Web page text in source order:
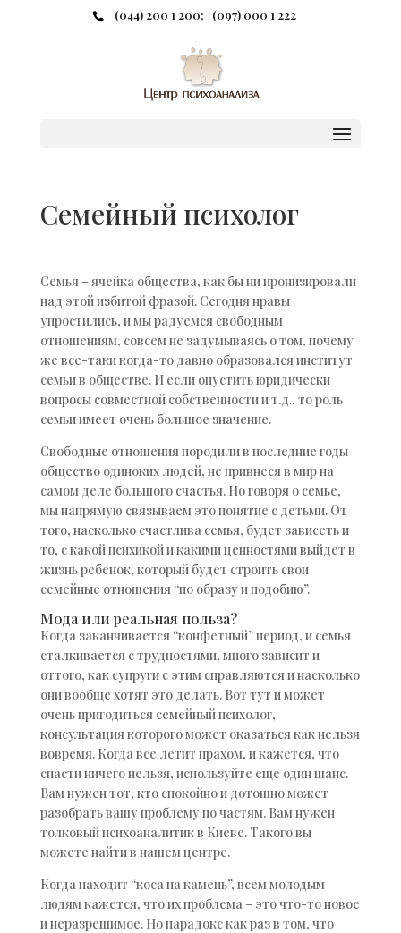
(044) 200 1 200; (097) 000 1 222
Семейный психолог
Семья – ячейка общества, как бы ни иронизировали
над этой избитой фразой. Сегодня нравы
упростились, и мы радуемся свободным
отношениям, совсем не задумываясь о том, почему
же все-таки когда-то давно образовался институт
семьи в обществе. И если опустить юридически
вопросы совместной собственности и т.д., то роль
семьи имеет очень большое значение.
Свободные отношения породили в последние годы
общество одиноких людей, не привнеся в мир на
самом деле большого счастья. Но говоря о семье,
мы напрямую связываем это понятие с детьми. От
того, насколько счастлива семья, будет зависеть и
то, с какой психикой и какими ценностями выйдет в
жизнь ребенок, который будет строить свои
семейные отношения “по образу и подобию”.
Мода или реальная польза?
Когда заканчивается “конфетный” период, и семья
сталкивается с трудностями, много зависит и
оттого, как супруги с этим справляются и насколько
они вообще хотят это делать. Вот тут и может
очень пригодиться семейный психолог,
консультация которого может оказаться как нельзя
вовремя. Когда все летит прахом, и кажется, что
спасти ничего нельзя, используйте еще один шанс.
Вам нужен тот, кто спокойно и дотошно может
разобрать вашу проблему по частям. Вам нужен
толковый психоаналитик в Киеве. Такого вы
можете найти в нашем центре.
Когда находит “коса на камень”, всем молодым
людям кажется, что их проблема – это что-то новое
и неразрешимое. Но парадокс как раз в том, что